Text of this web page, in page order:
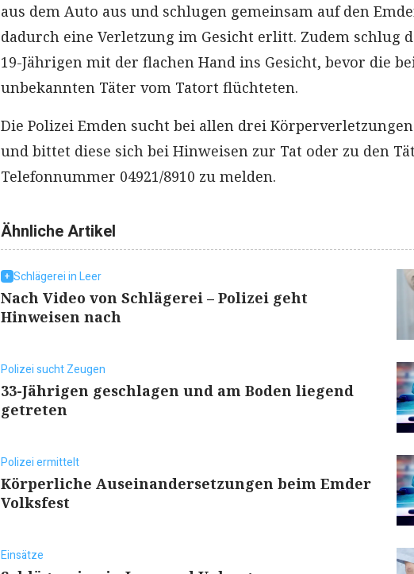
aus dem Auto aus und schlugen gemeinsam auf den
dadurch eine Verletzung im Gesicht erlitt. Zudem schlug
19-Jährigen mit der flachen Hand ins Gesicht, bevor die
unbekannten Täter vom Tatort flüchteten.
Die Polizei Emden sucht bei allen drei
und bittet diese sich bei Hinweisen zur Tat oder zu den
Telefonnummer 04921/8910 zu melden.
Ähnliche Artikel
Schlägerei in Leer
Nach Video von Schlägerei – Polizei geht
Hinweisen nach
Polizei sucht Zeugen
33-Jährigen geschlagen und am Boden liegend
getreten
Polizei ermittelt
Körperliche Auseinandersetzungen beim Emder
Volksfest
Einsätze